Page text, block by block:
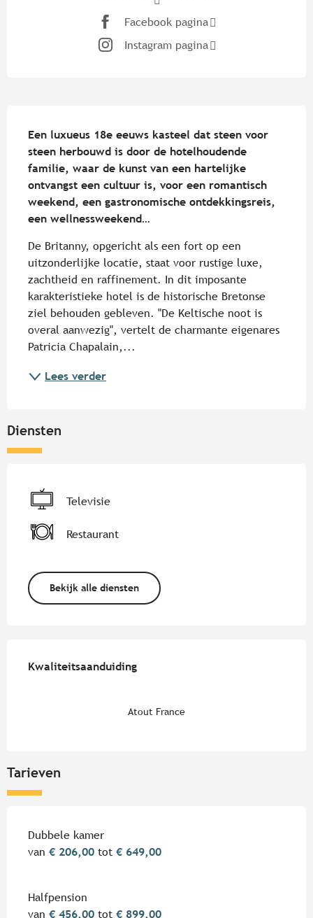
Facebook pagina
Instagram pagina
Een luxueus 18e eeuws kasteel dat steen voor
steen herbouwd is door de hotelhoudende
familie, waar de kunst van een hartelijke
ontvangst een cultuur is, voor een romantisch
weekend, een gastronomische ontdekkingsreis,
een wellnessweekend…
De Britanny, opgericht als een fort op een
uitzonderlijke locatie, staat voor rustige luxe,
zachtheid en raffinement. In dit imposante
karakteristieke hotel is de historische Bretonse
ziel behouden gebleven. "De Keltische noot is
overal aanwezig", vertelt de charmante eigenares
Patricia Chapalain,...
Lees verder
Diensten
Televisie
Restaurant
Bekijk alle diensten
Kwaliteitsaanduiding
Kwaliteitsaanduiding
Atout France
Tarieven
Tarieven 2026
Dubbele kamer
van € 206,00 tot € 649,00
Halfpension
van € 456,00 tot € 899,00